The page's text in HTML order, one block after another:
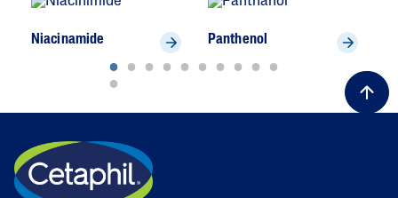
Niacinamide Panthenol